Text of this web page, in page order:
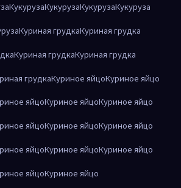
КукурузаКукурузаКукурузаКукуруза
Куриная грудкаКуриная грудка
Куриная грудкаКуриная грудка
грудкаКуриное яйцоКуриное яйцо
яйцоКуриное яйцоКуриное яйцо
яйцоКуриное яйцоКуриное яйцо
яйцоКуриное яйцоКуриное яйцо
яйцоКуриное яйцо